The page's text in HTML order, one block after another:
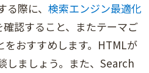
際に、 検索エンジン最適化
確認すること、またテーマご
をおすすめします。HTMLが
しましょう。また、Search